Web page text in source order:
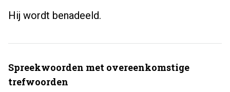
Hij wordt benadeeld.
Spreekwoorden met overeenkomstige
trefwoorden